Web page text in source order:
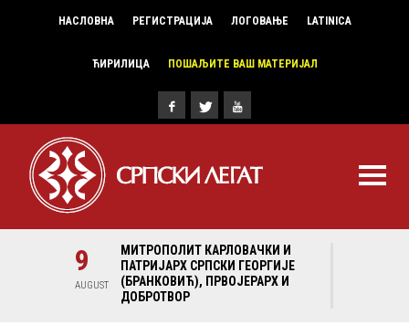
НАСЛОВНА РЕГИСТРАЦИЈА ЛОГОВАЊЕ LATINICA
ЋИРИЛИЦА ПОШАЉИТЕ ВАШ МАТЕРИЈАЛ
9
AUGUST
МИТРОПОЛИТ КАРЛОВАЧКИ И
ПАТРИЈАРХ СРПСКИ ГЕОРГИЈЕ
(БРАНКОВИЋ), ПРВОЈЕРАРХ И
ДОБРОТВОР